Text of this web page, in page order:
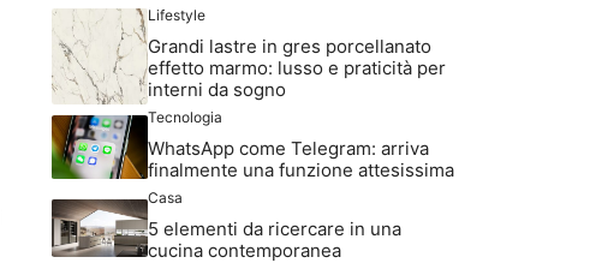
Lifestyle
Grandi lastre in gres porcellanato
effetto marmo: lusso e praticità per
interni da sogno
Tecnologia
WhatsApp come Telegram: arriva
finalmente una funzione attesissima
Casa
5 elementi da ricercare in una
cucina contemporanea